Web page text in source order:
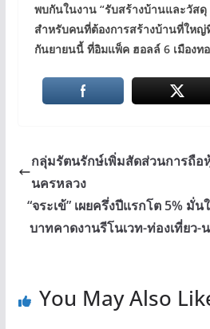
พบกันในงาน “รับสร้างบ้านและวัสดุ
สำหรับคนที่ต้องการสร้างบ้านที่ให
กันยายนนี้ ที่อิมแพ็ค ฮอลล์ 6 เมืองท
กลุ่มรัตนรักษ์เพิ่มสัดส่วนการถือ
นครหลวง
“จระเข้” เผยครึ่งปีแรกโต 5% มั่
บาทคาดงานรีโนเวท-ท่องเที่ยว-
You May Also